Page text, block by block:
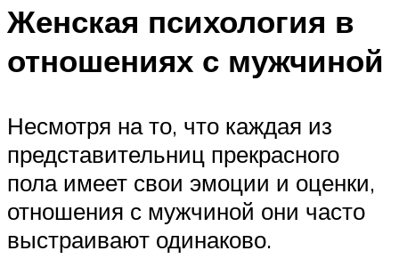
Женская психология в
отношениях с мужчиной
Несмотря на то, что каждая из
представительниц прекрасного
пола имеет свои эмоции и оценки,
отношения с мужчиной они часто
выстраивают одинаково.